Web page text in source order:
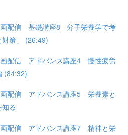
画配信 基礎講座8 分子栄養学で考
対策」 (26:49)
画配信 アドバンス講座4 慢性疲労
(84:32)
画配信 アドバンス講座5 栄養素と
る
画配信 アドバンス講座7 精神と栄